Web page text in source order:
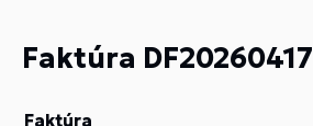
Faktúra DF20260417
Faktúra